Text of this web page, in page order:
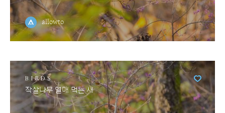
allowto
BIRDS
작살나무 열매 먹는 새